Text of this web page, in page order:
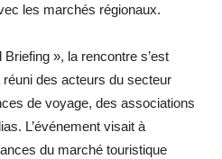
les marchés régionaux.
», la rencontre s’est
des acteurs du secteur
de voyage, des associations
L’événement visait à
du marché touristique